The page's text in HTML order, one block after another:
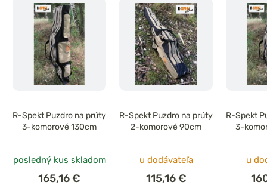
R-Spekt Puzdro na prúty
3-komorové 130cm
posledný kus skladom
165,16 €
R-Spekt Puzdro na prúty
2-komorové 90cm
u dodávateľa
115,16 €
R-Spekt
3-
u